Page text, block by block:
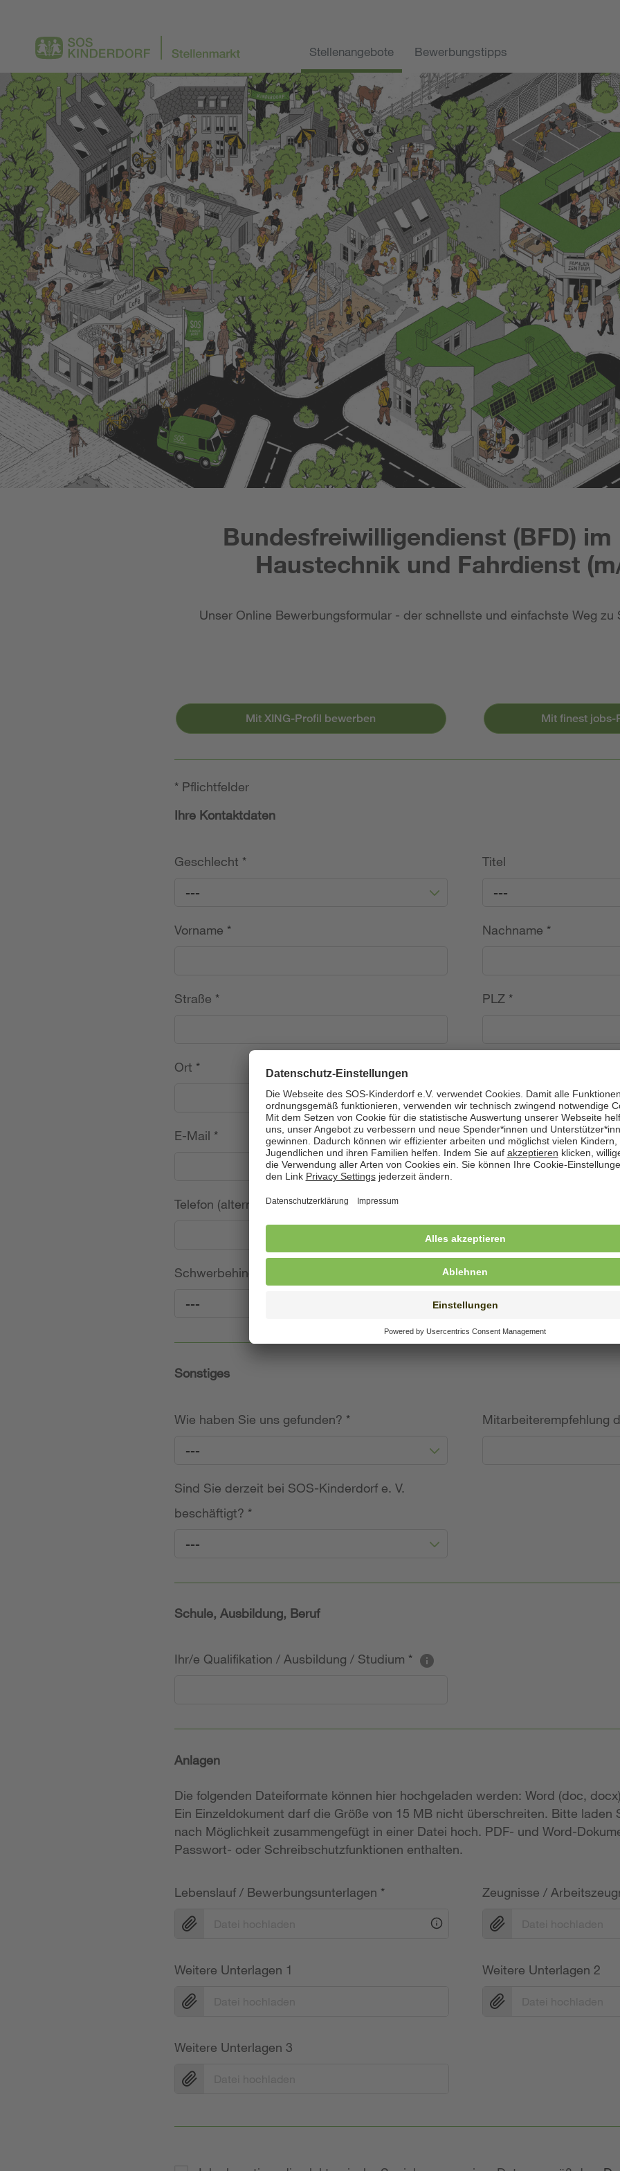
Stellenangebote Bewerbungstipps
Bundesfreiwilligendienst (BFD) im
Haustechnik und Fahrdienst
Unser Online Bewerbungsformular - der schnellste und einfachste Weg zu
Mit XING-Profil bewerben Mit finest
* Pflichtfelder
Ihre Kontaktdaten
Geschlecht *
---
Titel
---
Vorname * Nachname *
Straße * PLZ *
Ort *
---
E-Mail * Telefon*
Telefon (alternativ)
Schwerbehinderung (freiwillige Angabe)
---
Sonstiges
Wie haben Sie uns gefunden? *
---
Mitarbeiterempfehlung
Sind Sie derzeit bei SOS-Kinderdorf e. V.
beschäftigt? *
---
Schule, Ausbildung, Beruf
Ihr/e Qualifikation / Ausbildung / Studium *
Anlagen
Die folgenden Dateiformate können hier hochgeladen werden: Word (doc,
Ein Einzeldokument darf die Größe von 15 MB nicht überschreiten. Bitte laden
nach Möglichkeit zusammengefügt in einer Datei hoch. PDF- und Word-
Passwort- oder Schreibschutzfunktionen enthalten.
Lebenslauf / Bewerbungsunterlagen * Zeugnisse /
Weitere Unterlagen 1 Weitere Unterlagen 2
Weitere Unterlagen 3